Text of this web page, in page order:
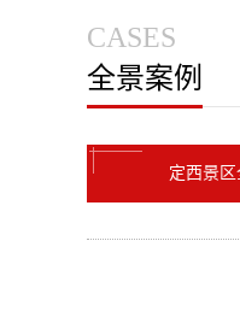
CASES
全景案例
定西景